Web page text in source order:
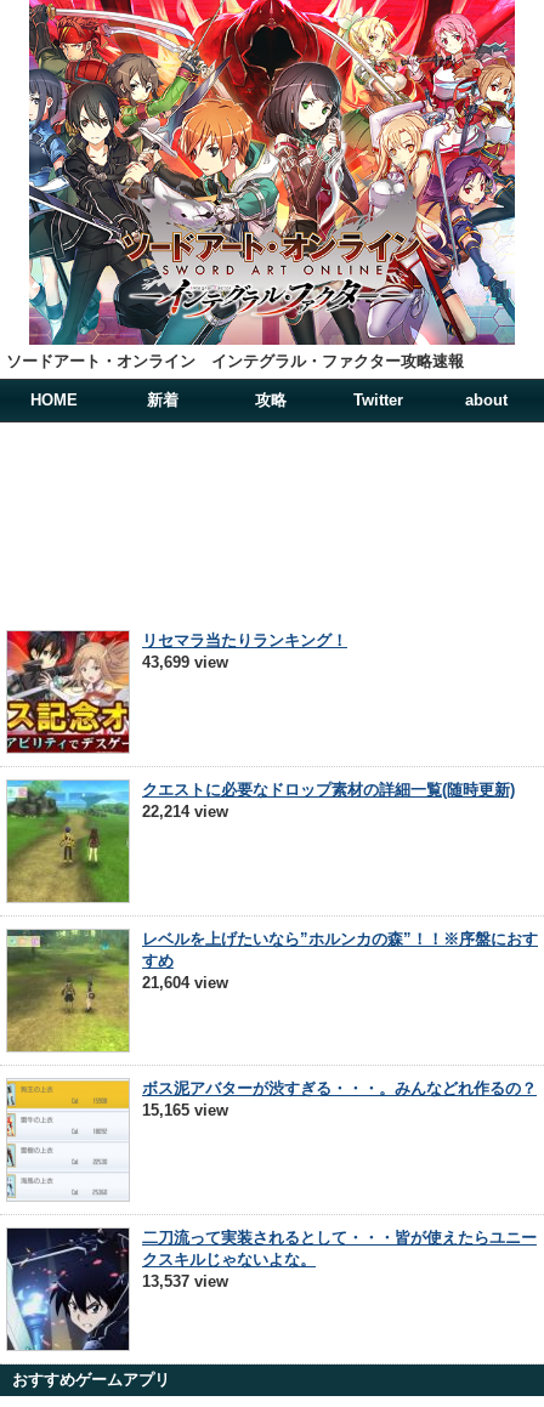
ソードアート・オンライン インテグラル・ファクター攻略速報
HOME 新着 攻略 Twitter about
リセマラ当たりランキング！
43,699 view
クエストに必要なドロップ素材の詳細一覧(随時更新)
22,214 view
レベルを上げたいなら”ホルンカの森”！！※序盤におす
すめ
21,604 view
ボス泥アバターが渋すぎる・・・。みんなどれ作るの？
15,165 view
二刀流って実装されるとして・・・皆が使えたらユニー
クスキルじゃないよな。
13,537 view
おすすめゲームアプリ